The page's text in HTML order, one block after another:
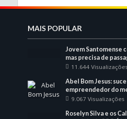
MAIS POPULAR
Jovem Santomense
mas precisa de
11.644 Visualizações
Abel Bom Jesus:
empreendedor do
9.067 Visualizações
Roselyn Silva e os